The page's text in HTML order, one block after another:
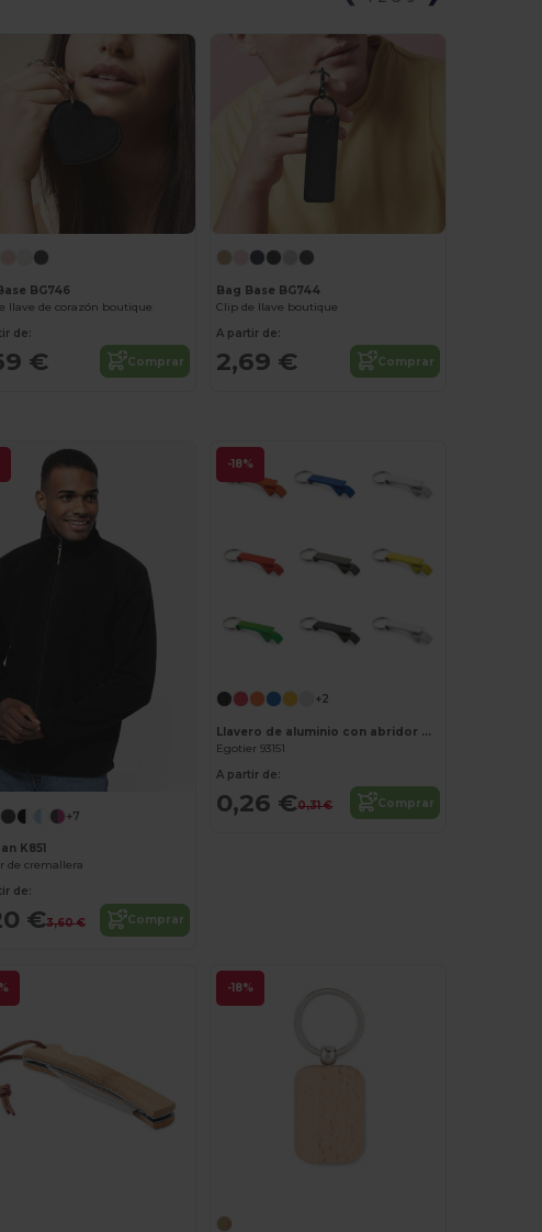
BG746
llave de corazón boutique
de:
€ Comprar
Bag Base BG744
Clip de llave boutique
A partir de:
2,69 € Comprar
+7
K851
de cremallera
de:
€3,60 € Comprar
-18%
+2
Llavero de aluminio con abridor de chapas
Egotier 93151
A partir de:
0,26 €0,31 € Comprar
-18%